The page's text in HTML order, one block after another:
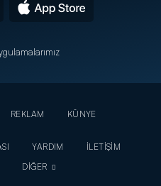
REKLAM
KÜNYE
YARDIM
İLETİŞİM
DİĞER